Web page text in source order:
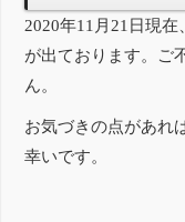
2020年11月21日現
が出ております。ご
ん。
お気づきの点があれ
幸いです。